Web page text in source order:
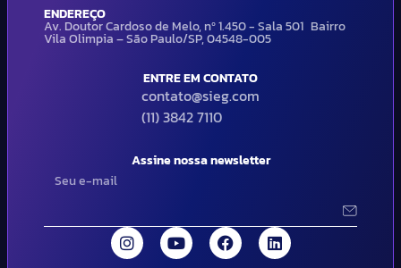
ENDEREÇO
Av. Doutor Cardoso de Melo, nº 1.450 - Sala 501 Bairro
Vila Olimpia – São Paulo/SP, 04548-005
ENTRE EM CONTATO
contato@sieg.com
(11) 3842 7110
Assine nossa newsletter